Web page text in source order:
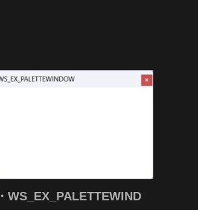
・WS_EX_PALETTEWIND